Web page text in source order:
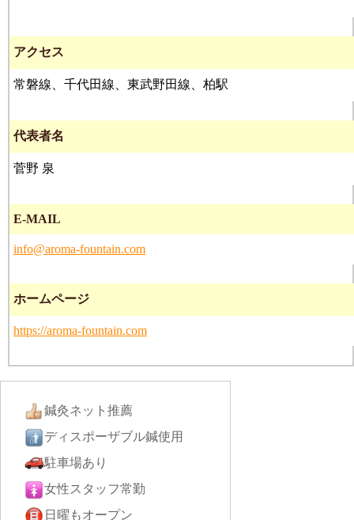
アクセス
常磐線、千代田線、東武野田線、柏駅
代表者名
菅野 泉
E-MAIL
info@aroma-fountain.com
ホームページ
https://aroma-fountain.com
鍼灸ネット推薦
ディスポーザブル鍼使用
駐車場あり
女性スタッフ常勤
日曜もオープン